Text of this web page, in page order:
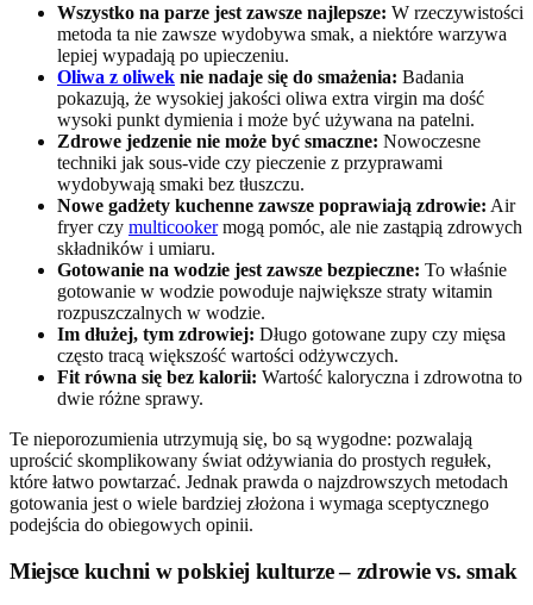
Wszystko na parze jest zawsze najlepsze: W rzeczywistości
metoda ta nie zawsze wydobywa smak, a niektóre warzywa
lepiej wypadają po upieczeniu.
Oliwa z oliwek nie nadaje się do smażenia: Badania
pokazują, że wysokiej jakości oliwa extra virgin ma dość
wysoki punkt dymienia i może być używana na patelni.
Zdrowe jedzenie nie może być smaczne: Nowoczesne
techniki jak sous-vide czy pieczenie z przyprawami
wydobywają smaki bez tłuszczu.
Nowe gadżety kuchenne zawsze poprawiają zdrowie: Air
fryer czy multicookermogą pomóc, ale nie zastąpią zdrowych
składników i umiaru.
Gotowanie na wodzie jest zawsze bezpieczne: To właśnie
gotowanie w wodzie powoduje największe straty witamin
rozpuszczalnych w wodzie.
Im dłużej, tym zdrowiej: Długo gotowane zupy czy mięsa
często tracą większość wartości odżywczych.
Fit równa się bez kalorii: Wartość kaloryczna i zdrowotna to
dwie różne sprawy.
Te nieporozumienia utrzymują się, bo są wygodne: pozwalają
uprościć skomplikowany świat odżywiania do prostych regułek,
które łatwo powtarzać. Jednak prawda o najzdrowszych metodach
gotowania jest o wiele bardziej złożona i wymaga sceptycznego
podejścia do obiegowych opinii.
Miejsce kuchni w polskiej kulturze – zdrowie vs. smak